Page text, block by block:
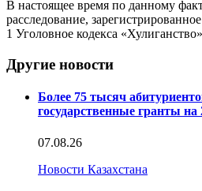
В настоящее время по данному
расследование,
1 Уголовное кодекса
Другие новости
Более 75 тысяч
государственные гранты на
07.08.26
Новости Казахстана